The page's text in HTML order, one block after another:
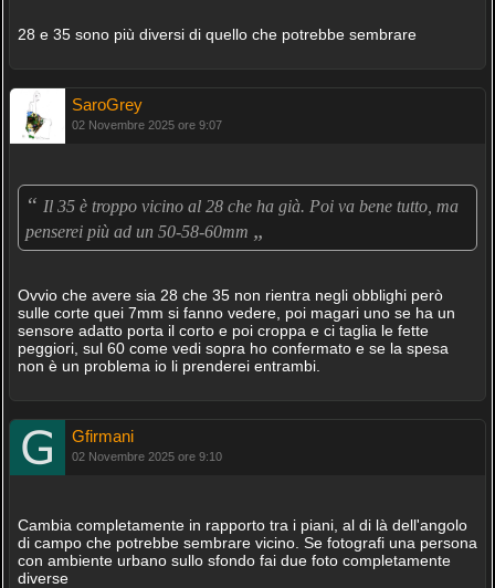
28 e 35 sono più diversi di quello che potrebbe sembrare
SaroGrey
02 Novembre 2025 ore 9:07
“ Il 35 è troppo vicino al 28 che ha già. Poi va bene tutto, ma
penserei più ad un 50-58-60mm „
Ovvio che avere sia 28 che 35 non rientra negli obblighi però
sulle corte quei 7mm si fanno vedere, poi magari uno se ha un
sensore adatto porta il corto e poi croppa e ci taglia le fette
peggiori, sul 60 come vedi sopra ho confermato e se la spesa
non è un problema io li prenderei entrambi.
Gfirmani
02 Novembre 2025 ore 9:10
Cambia completamente in rapporto tra i piani, al di là dell'angolo
di campo che potrebbe sembrare vicino. Se fotografi una persona
con ambiente urbano sullo sfondo fai due foto completamente
diverse